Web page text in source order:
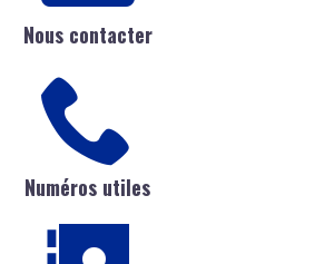
Nous contacter
Numéros utiles